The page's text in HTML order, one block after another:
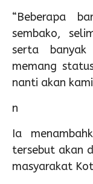
“Beberapa
sembako,
serta
memang
nanti akan
n
Ia
tersebut akan
masyarakat